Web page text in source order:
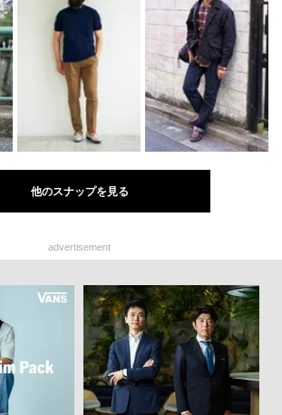
他のスナップを見る
advertisement